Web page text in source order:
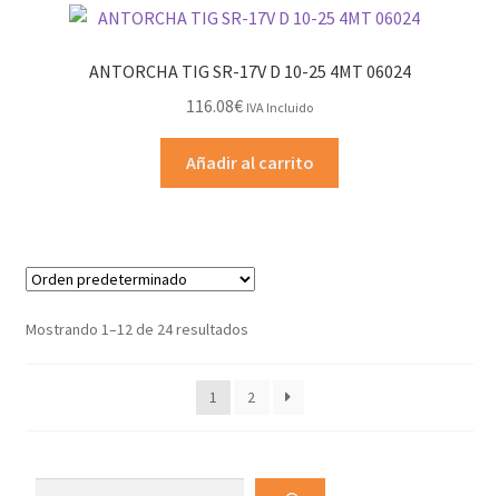
ANTORCHA TIG SR-17V D 10-25 4MT 06024
116.08€ IVA Incluido
Añadir al carrito
Mostrando 1–12 de 24 resultados
1 2